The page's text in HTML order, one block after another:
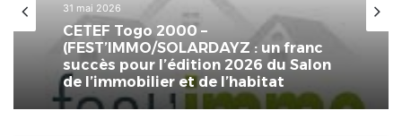
31 mai 2026
CETEF Togo 2000 –
(FEST’IMMO/SOLARDAYZ : un franc
succès pour l’édition 2026 du Salon
de l’immobilier et de l’habitat